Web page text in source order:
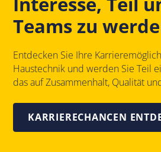
Teams zu
Entdecken Sie Ihre
Haustechnik und werden Sie Teil
das auf Zusammenhalt, Qualität
KARRIERECHANCEN